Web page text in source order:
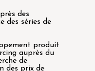
des
des séries de
produit
auprès du
de
des prix de